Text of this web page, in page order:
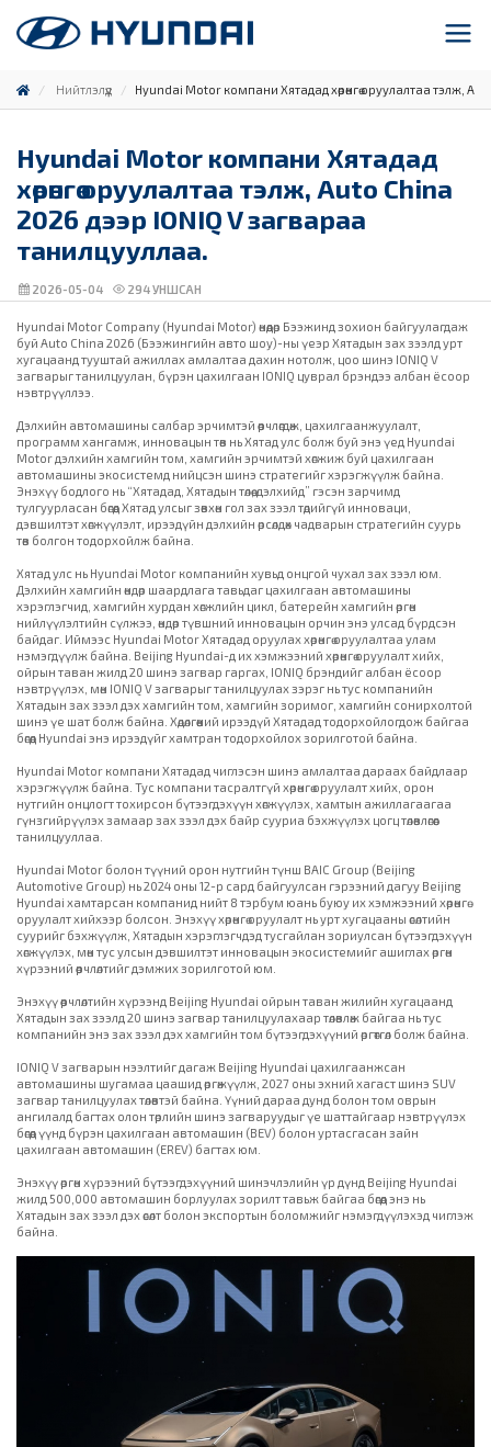
Нийтлэлүүд Hyundai Motor компани Хятадад хөрөнгө оруулалтаа тэлж,
Hyundai Motor компани Хятадад
хөрөнгө оруулалтаа тэлж, Auto China
2026 дээр IONIQ V загвараа
танилцууллаа.
2026-05-04 294УНШСАН
Hyundai Motor Company (Hyundai Motor) өнөөдөр Бээжинд зохион байгуулагдаж
буй Auto China 2026 (Бээжингийн авто шоу)-ны үеэр Хятадын зах зээлд урт
хугацаанд тууштай ажиллах амлалтаа дахин нотолж, цоо шинэ IONIQ V
загварыг танилцуулан, бүрэн цахилгаан IONIQ цуврал брэндээ албан ёсоор
нэвтрүүллээ.
Дэлхийн автомашины салбар эрчимтэй өөрчлөгдөж, цахилгаанжуулалт,
программ хангамж, инновацын төв нь Хятад улс болж буй энэ үед Hyundai
Motor дэлхийн хамгийн том, хамгийн эрчимтэй хөгжиж буй цахилгаан
автомашины экосистемд нийцсэн шинэ стратегийг хэрэгжүүлж байна.
Энэхүү бодлого нь “Хятадад, Хятадын төлөө, дэлхийд” гэсэн зарчимд
тулгуурласан бөгөөд Хятад улсыг зөвхөн гол зах зээл төдийгүй инноваци,
дэвшилтэт хөгжүүлэлт, ирээдүйн дэлхийн өрсөлдөх чадварын стратегийн суурь
төв болгон тодорхойлж байна.
Хятад улс нь Hyundai Motor компанийн хувьд онцгой чухал зах зээл юм.
Дэлхийн хамгийн өндөр шаардлага тавьдаг цахилгаан автомашины
хэрэглэгчид, хамгийн хурдан хөгжлийн цикл, батерейн хамгийн өргөн
нийлүүлэлтийн сүлжээ, өндөр түвшний инновацын орчин энэ улсад бүрдсэн
байдаг. Иймээс Hyundai Motor Хятадад оруулах хөрөнгө оруулалтаа улам
нэмэгдүүлж байна. Beijing Hyundai-д их хэмжээний хөрөнгө оруулалт хийх,
ойрын таван жилд 20 шинэ загвар гаргах, IONIQ брэндийг албан ёсоор
нэвтрүүлэх, мөн IONIQ V загварыг танилцуулах зэрэг нь тус компанийн
Хятадын зах зээл дэх хамгийн том, хамгийн зоримог, хамгийн сонирхолтой
шинэ үе шат болж байна. Хөдөлгөөний ирээдүй Хятадад тодорхойлогдож байгаа
бөгөөд Hyundai энэ ирээдүйг хамтран тодорхойлох зорилготой байна.
Hyundai Motor компани Хятадад чиглэсэн шинэ амлалтаа дараах байдлаар
хэрэгжүүлж байна. Тус компани тасралтгүй хөрөнгө оруулалт хийх, орон
нутгийн онцлогт тохирсон бүтээгдэхүүн хөгжүүлэх, хамтын ажиллагаагаа
гүнзгийрүүлэх замаар зах зээл дэх байр сууриа бэхжүүлэх цогц төлөвлөгөөг
танилцууллаа.
Hyundai Motor болон түүний орон нутгийн түнш BAIC Group (Beijing
Automotive Group) нь 2024 оны 12-р сард байгуулсан гэрээний дагуу Beijing
Hyundai хамтарсан компанид нийт 8 тэрбум юань буюу их хэмжээний хөрөнгө
оруулалт хийхээр болсон. Энэхүү хөрөнгө оруулалт нь урт хугацааны өсөлтийн
суурийг бэхжүүлж, Хятадын хэрэглэгчдэд тусгайлан зориулсан бүтээгдэхүүн
хөгжүүлэх, мөн тус улсын дэвшилтэт инновацын экосистемийг ашиглах өргөн
хүрээний өөрчлөлтийг дэмжих зорилготой юм.
Энэхүү өөрчлөлтийн хүрээнд Beijing Hyundai ойрын таван жилийн хугацаанд
Хятадын зах зээлд 20 шинэ загвар танилцуулахаар төлөвлөж байгаа нь тус
компанийн энэ зах зээл дэх хамгийн том бүтээгдэхүүний өргөтгөл болж байна.
IONIQ V загварын нээлтийг дагаж Beijing Hyundai цахилгаанжсан
автомашины шугамаа цаашид өргөжүүлж, 2027 оны эхний хагаст шинэ SUV
загвар танилцуулах төлөвтэй байна. Үүний дараа дунд болон том оврын
ангилалд багтах олон төрлийн шинэ загваруудыг үе шаттайгаар нэвтрүүлэх
бөгөөд үүнд бүрэн цахилгаан автомашин (BEV) болон уртасгасан зайн
цахилгаан автомашин (EREV) багтах юм.
Энэхүү өргөн хүрээний бүтээгдэхүүний шинэчлэлийн үр дүнд Beijing Hyundai
жилд 500,000 автомашин борлуулах зорилт тавьж байгаа бөгөөд энэ нь
Хятадын зах зээл дэх өсөлт болон экспортын боломжийг нэмэгдүүлэхэд чиглэж
байна.